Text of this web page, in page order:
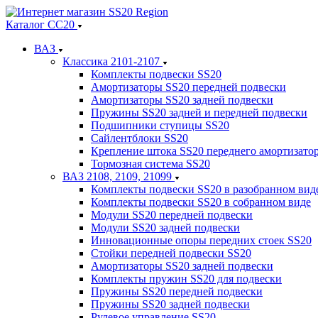
Каталог СС20
ВАЗ
Классика 2101-2107
Комплекты подвески SS20
Амортизаторы SS20 передней подвески
Амортизаторы SS20 задней подвески
Пружины SS20 задней и передней подвески
Подшипники ступицы SS20
Сайлентблоки SS20
Крепление штока SS20 переднего
Тормозная система SS20
ВАЗ 2108, 2109, 21099
Комплекты подвески SS20 в разобранном
Комплекты подвески SS20 в собранном виде
Модули SS20 передней подвески
Модули SS20 задней подвески
Инновационные опоры передних стоек SS20
Стойки передней подвески SS20
Амортизаторы SS20 задней подвески
Комплекты пружин SS20 для подвески
Пружины SS20 передней подвески
Пружины SS20 задней подвески